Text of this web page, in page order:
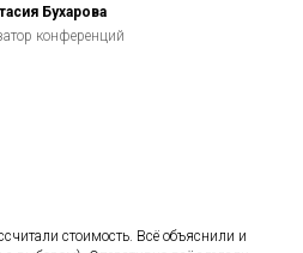
Бухарова
конференций
стоимость. Всё объяснили и